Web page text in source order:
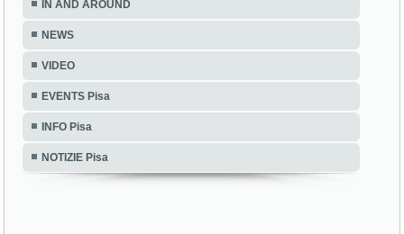
IN AND AROUND
NEWS
VIDEO
EVENTS Pisa
INFO Pisa
NOTIZIE Pisa